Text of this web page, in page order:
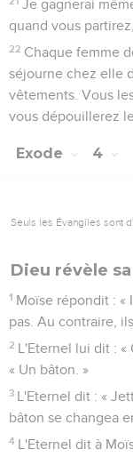
Je gagnerai
quand vous
22 Chaque femme
séjourne chez elle
vêtements. Vous
vous dépouillerez
Exode 4
Seuls les Évangiles sont
Dieu révèle
1 Moïse répondit : «
pas. Au contraire,
2 L'Eternel lui dit : «
« Un bâton. »
3 L'Eternel dit : «
bâton se changea
4 L'Eternel dit à